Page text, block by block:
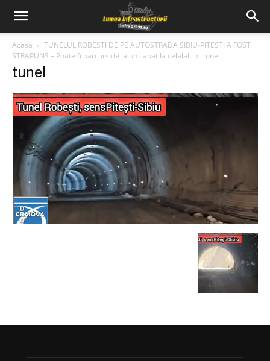
Acasă
TUNELUL ROBESTI DE PE AUTOSTRADA SIBIU-PITESTI A FOST
STRAPUNS – Poate fi parcurs de la un capat la celalalt
tunel
tunel